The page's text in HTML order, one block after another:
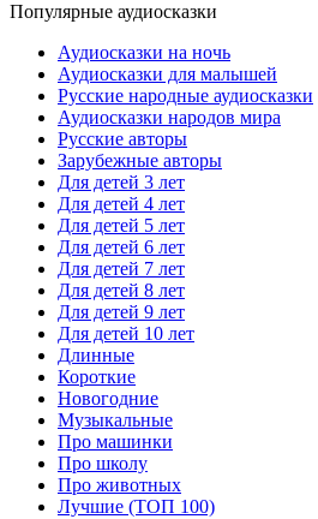
Популярные аудиосказки
Аудиосказки на ночь
Аудиосказки для малышей
Русские народные аудиосказки
Аудиосказки народов мира
Русские авторы
Зарубежные авторы
Для детей 3 лет
Для детей 4 лет
Для детей 5 лет
Для детей 6 лет
Для детей 7 лет
Для детей 8 лет
Для детей 9 лет
Для детей 10 лет
Длинные
Короткие
Новогодние
Музыкальные
Про машинки
Про школу
Про животных
Лучшие (ТОП 100)